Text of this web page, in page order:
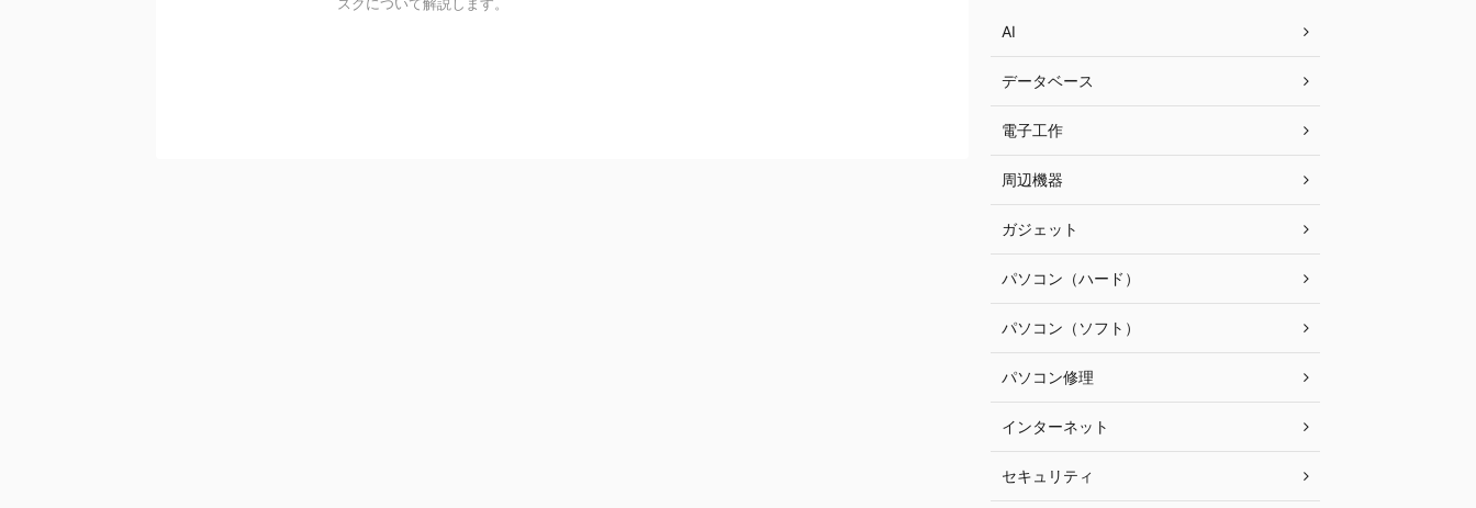
AI
データベース
電子工作
周辺機器
ガジェット
パソコン（ハード）
パソコン（ソフト）
パソコン修理
インターネット
セキュリティ